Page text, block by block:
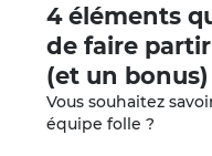
4 éléments
de faire
(et un bonus)
Vous souhaitez
équipe folle ?